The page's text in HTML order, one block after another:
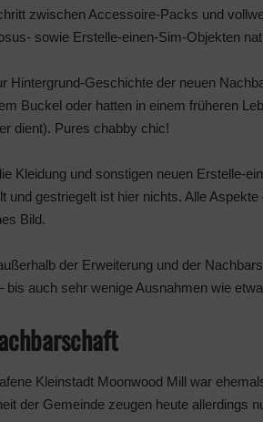
zwischen Accessoire-Packs und
sowie Erstelle-einen-Sim-Objekten
Hintergrund-Geschichte der neuen
Buckel oder hatten in einem früheren
dient). Pures chabby chic!
Kleidung und sonstigen neuen Erstelle-
und gestriegelt ist hier nichts. Alle
Bild.
der Erweiterung und der
bis auch sehr wenige Ausnahmen wie
Kleinstadt Moonwood Mill war
der Gemeinde zeugen heute allerdings